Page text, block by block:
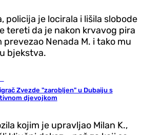
policija je locirala i lišila slobode
tereti da je nakon krvavog pira
Nenada M. i tako mu
bjekstva.
Zvezde "zarobljen" u Dubaiju s
d‌jevojkom
kojim je upravljao Milan K.,